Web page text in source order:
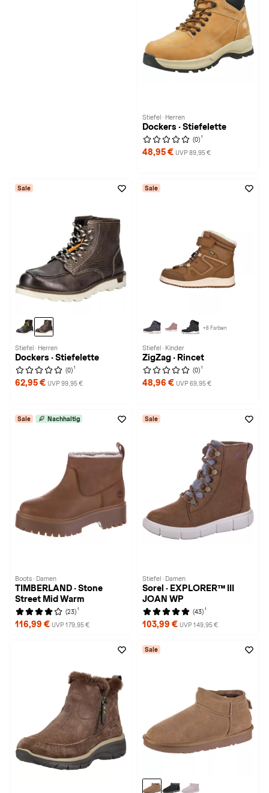
Stiefel · Herren
Dockers · Stiefelette
(0) 1
48,95 € UVP 89,95 €
Sale
Stiefel · Herren
Dockers · Stiefelette
(0) 1
62,95 € UVP 99,95 €
Sale
+8 Farben
Stiefel · Kinder
ZigZag · Rincet
(0) 1
48,96 € UVP 69,95 €
Sale Nachhaltig
Boots · Damen
TIMBERLAND · Stone
Street Mid Warm
(23) 1
116,99 € UVP 179,95 €
Sale
Stiefel · Damen
Sorel · EXPLORER™ III
JOAN WP
(43) 1
103,99 € UVP 149,95 €
Sale